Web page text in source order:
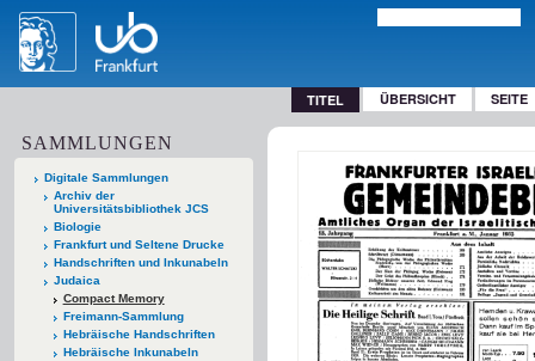
TITEL ÜBERSICHT SEITE
SAMMLUNGEN
Digitale Sammlungen
Archiv der
Universitätsbibliothek JCS
Biologie
Frankfurt und Seltene Drucke
Handschriften und Inkunabeln
Judaica
Compact Memory
Freimann-Sammlung
Hebräische Handschriften
Hebräische Inkunabeln